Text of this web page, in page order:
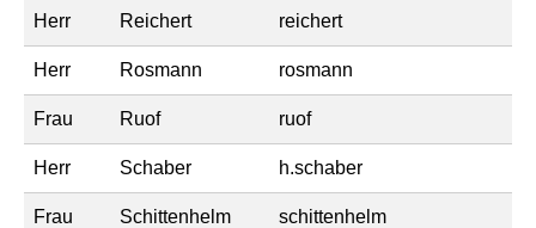
Herr Reichert reichert
Herr Rosmann rosmann
Frau Ruof ruof
Herr Schaber h.schaber
Frau Schittenhelm schittenhelm